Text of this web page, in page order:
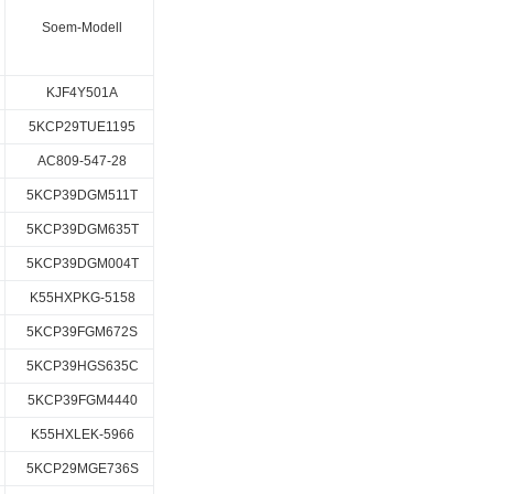
Soem-Modell
KJF4Y501A
5KCP29TUE1195
AC809-547-28
5KCP39DGM511T
5KCP39DGM635T
5KCP39DGM004T
K55HXPKG-5158
5KCP39FGM672S
5KCP39HGS635C
5KCP39FGM4440
K55HXLEK-5966
5KCP29MGE736S